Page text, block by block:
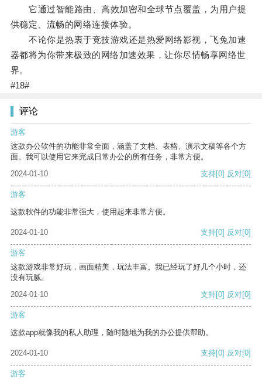
它通过智能路由、高效加密和全球节点覆盖，为用户提
供稳定、流畅的网络连接体验。
不论你是热衷于竞技游戏还是热爱网络影视，飞兔加速
器都将为你带来极致的网络加速效果，让你尽情畅享网络世
界。
#18#
评论
游客
这款办公软件的功能非常全面，涵盖了文档、表格、演示文稿等各个方
面。我可以使用它来完成日常办公的所有任务，非常方便。
2024-01-10
支持[0] 反对[0]
游客
这款软件的功能非常强大，使用起来非常方便。
2024-01-10 支持[0] 反对[0]
游客
这款游戏非常好玩，画面精美，玩法丰富。我已经玩了好几个小时，还
没有玩腻。
2024-01-10
支持[0] 反对[0]
游客
这款app就像我的私人助理，随时随地为我的办公提供帮助。
2024-01-10 支持[0] 反对[0]
游客